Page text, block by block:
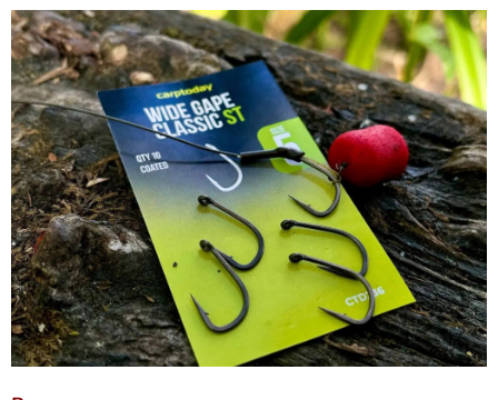
0
8
.
1
2
.
2
0
2
5
2
.
2
0
2
5